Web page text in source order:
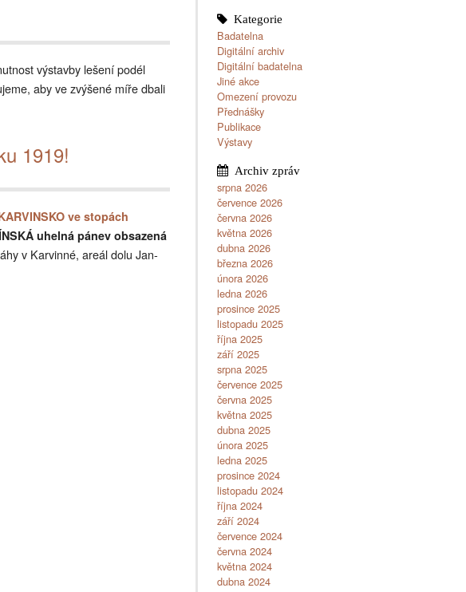
Badatelna
Digitální archiv
Digitální badatelna
Jiné akce
Omezení provozu
Přednášky
Publikace
Výstavy
srpna 2026
července 2026
června 2026
května 2026
dubna 2026
března 2026
února 2026
ledna 2026
prosince 2025
listopadu 2025
října 2025
září 2025
srpna 2025
července 2025
června 2025
května 2025
dubna 2025
února 2025
ledna 2025
prosince 2024
listopadu 2024
října 2024
září 2024
července 2024
června 2024
května 2024
dubna 2024
výstavby lešení podél
aby ve zvýšené míře dbali
1919!
ve stopách
uhelná pánev obsazená
v Karvinné, areál dolu Jan-